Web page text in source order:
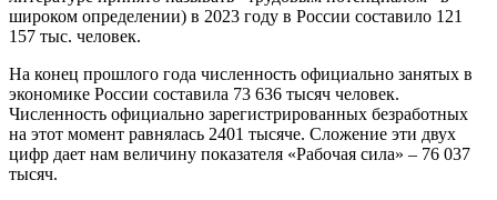
широком определении) в 2023 году в России составило 121
157 тыс. человек.
На конец прошлого года численность официально занятых в
экономике России составила 73 636 тысяч человек.
Численность официально зарегистрированных безработных
на этот момент равнялась 2401 тысяче. Сложение эти двух
цифр дает нам величину показателя «Рабочая сила» – 76 037
тысяч.